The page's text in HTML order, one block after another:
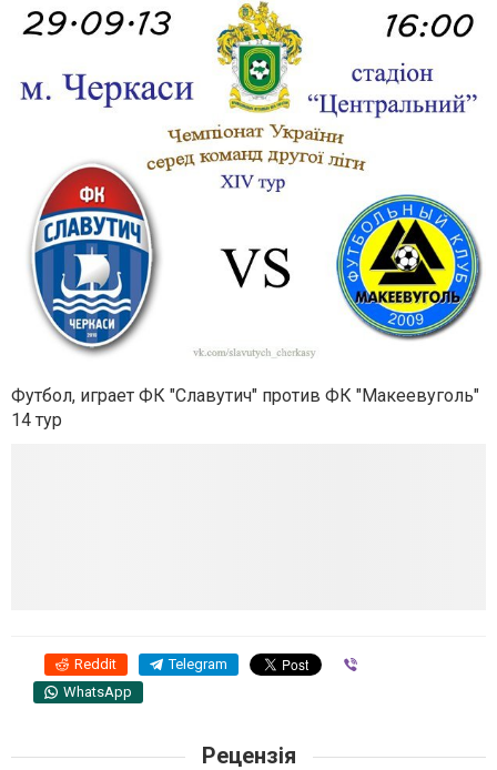
Футбол, играет ФК "Славутич" против ФК "Макеевуголь"
14 тур
Reddit Telegram
WhatsApp
Рецензія